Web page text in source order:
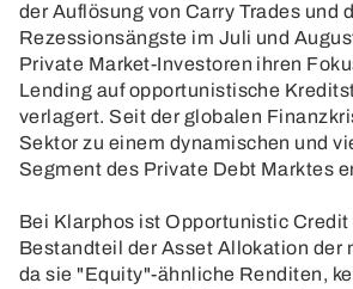
der Auflösung von Carry Trades und
Rezessionsängste im Juli und
Private Market-Investoren ihren
Lending auf opportunistische
verlagert. Seit der globalen
Sektor zu einem dynamischen und
Segment des Private Debt Marktes
Bei Klarphos ist Opportunistic
Bestandteil der Asset Allokation der
da sie "Equity"-ähnliche Renditen,